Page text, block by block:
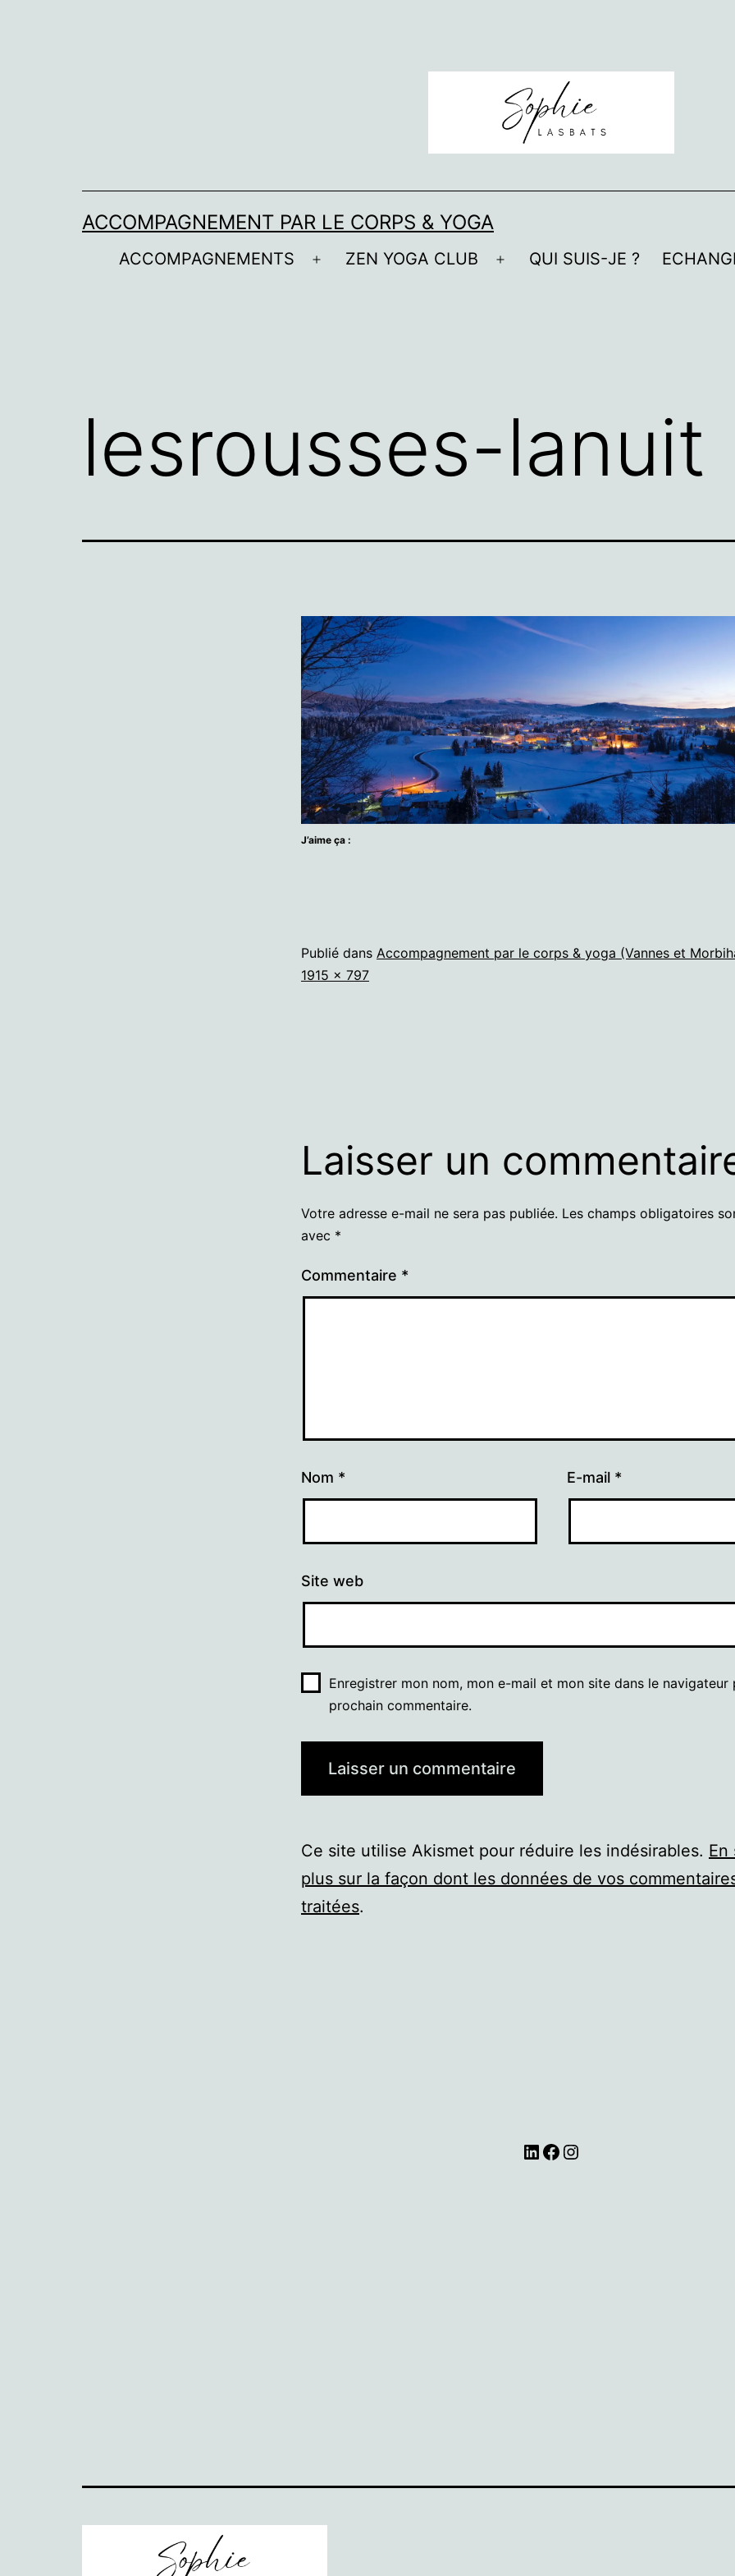
ACCOMPAGNEMENT PAR LE CORPS & YOGA
ACCOMPAGNEMENTS
Ouvrir
ZEN YOGA CLUB
Ouvrir
QUI SUIS-JE ?
lesrousses-lanuit
J’aime ça :
Publié dans Accompagnement par le corps & yoga (Vannes et
Taille
1915 × 797
Laisser un
Votre adresse e-mail ne sera pas publiée. Les champs obligatoires
avec *
Commentaire *
Nom * E-mail *
Site web
Enregistrer mon nom, mon e-mail et mon site dans le navigateur
prochain commentaire.
Ce site utilise Akismet pour réduire les indésirables. En
plus sur la façon dont les données de vos
traitées.
LinkedIn
Facebook
Instagram